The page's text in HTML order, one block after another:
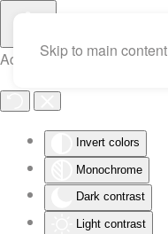
Accessibility Tools
Invert colors
Monochrome
Dark contrast
Light contrast
Skip to main content